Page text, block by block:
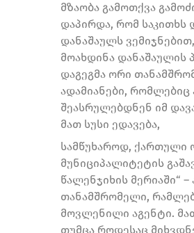
მზაობა გამოთქვა
დაპირდა, რომ საკითხს
დანაშაულს
მოახდინა დანაშაულის
დაგეგმა ორი
ადამიანები, რომლებიც
შეასრულებდნენ იმ
მათ სუსი ედავება,
სამწუხაროდ, ქართული
მუნიციპალიტეტის
წალენჯიხის მერიაში“
თანამშრომელი,
მოვლენილი აგენტი.
თუმცა როდესაც